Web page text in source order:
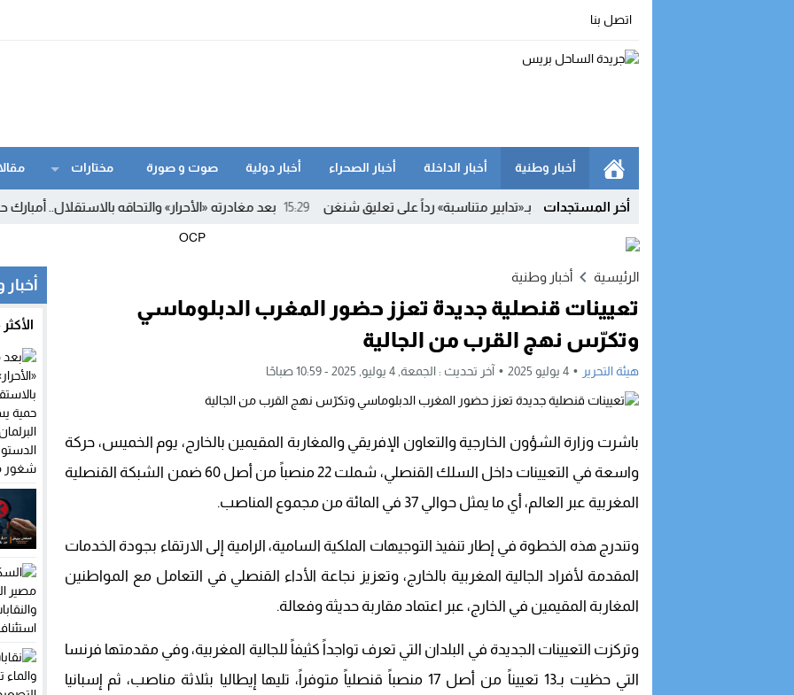
اتصل بنا
أخبار وطنية أخبار الداخلة أخبار الصحراء أخبار دولية صوت و صورة مختارات
أخر المستجدات
مدريد تصعّد ضد روما.. إسبانيا تهدد بـ«تدابير متناسبة» رداً على تعليق شنغن 15:29 بعد مغادرته «الأحرار» والتحاقه بالاستقلال.. أمبارك
الرئيسية أخبار وطنية
تعيينات قنصلية جديدة تعزز حضور المغرب الدبلوماسي
وتكرّس نهج القرب من الجالية
هيئة التحرير 4 يوليو 2025 آخر تحديث : الجمعة, 4 يوليو, 2025 - 10:59 صباحًا
باشرت وزارة الشؤون الخارجية والتعاون الإفريقي والمغاربة المقيمين بالخارج، يوم الخميس، حركة
واسعة في التعيينات داخل السلك القنصلي، شملت 22 منصباً من أصل 60 ضمن الشبكة القنصلية
المغربية عبر العالم، أي ما يمثل حوالي 37 في المائة من مجموع المناصب.
وتندرج هذه الخطوة في إطار تنفيذ التوجيهات الملكية السامية، الرامية إلى الارتقاء بجودة الخدمات
المقدمة لأفراد الجالية المغربية بالخارج، وتعزيز نجاعة الأداء القنصلي في التعامل مع المواطنين
المغاربة المقيمين في الخارج، عبر اعتماد مقاربة حديثة وفعالة.
وتركزت التعيينات الجديدة في البلدان التي تعرف تواجداً كثيفاً للجالية المغربية، وفي مقدمتها فرنسا
التي حظيت بـ13 تعييناً من أصل 17 منصباً قنصلياً متوفراً، تليها إيطاليا بثلاثة مناصب، ثم إسبانيا